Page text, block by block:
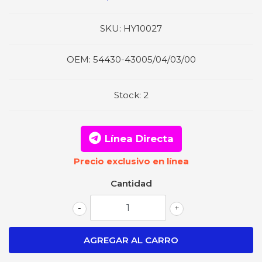
SKU: HY10027
OEM: 54430-43005/04/03/00
Stock: 2
Línea Directa
Precio exclusivo en línea
Cantidad
+
-